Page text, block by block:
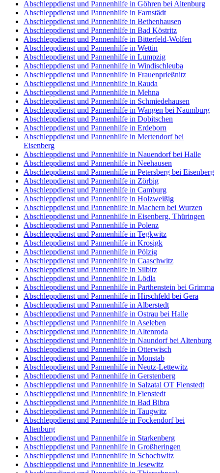
Abschleppdienst und Pannenhilfe in Göhren bei Altenburg
Abschleppdienst und Pannenhilfe in Farnstädt
Abschleppdienst und Pannenhilfe in Bethenhausen
Abschleppdienst und Pannenhilfe in Bad Köstritz
Abschleppdienst und Pannenhilfe in Bitterfeld-Wolfen
Abschleppdienst und Pannenhilfe in Wettin
Abschleppdienst und Pannenhilfe in Lumpzig
Abschleppdienst und Pannenhilfe in Windischleuba
Abschleppdienst und Pannenhilfe in Frauenprießnitz
Abschleppdienst und Pannenhilfe in Rauda
Abschleppdienst und Pannenhilfe in Mehna
Abschleppdienst und Pannenhilfe in Schmiedehausen
Abschleppdienst und Pannenhilfe in Wangen bei Naumburg
Abschleppdienst und Pannenhilfe in Dobitschen
Abschleppdienst und Pannenhilfe in Erdeborn
Abschleppdienst und Pannenhilfe in Mertendorf bei
Eisenberg
Abschleppdienst und Pannenhilfe in Nauendorf bei Halle
Abschleppdienst und Pannenhilfe in Neehausen
Abschleppdienst und Pannenhilfe in Petersberg bei Eisenberg
Abschleppdienst und Pannenhilfe in Zörbig
Abschleppdienst und Pannenhilfe in Camburg
Abschleppdienst und Pannenhilfe in Holzweißig
Abschleppdienst und Pannenhilfe in Machern bei Wurzen
Abschleppdienst und Pannenhilfe in Eisenberg, Thüringen
Abschleppdienst und Pannenhilfe in Polenz
Abschleppdienst und Pannenhilfe in Tegkwitz
Abschleppdienst und Pannenhilfe in Krosigk
Abschleppdienst und Pannenhilfe in Pölzig
Abschleppdienst und Pannenhilfe in Caaschwitz
Abschleppdienst und Pannenhilfe in Silbitz
Abschleppdienst und Pannenhilfe in Lödla
Abschleppdienst und Pannenhilfe in Parthenstein bei Grimma
Abschleppdienst und Pannenhilfe in Hirschfeld bei Gera
Abschleppdienst und Pannenhilfe in Alberstedt
Abschleppdienst und Pannenhilfe in Ostrau bei Halle
Abschleppdienst und Pannenhilfe in Aseleben
Abschleppdienst und Pannenhilfe in Altenroda
Abschleppdienst und Pannenhilfe in Naundorf bei Altenburg
Abschleppdienst und Pannenhilfe in Otterwisch
Abschleppdienst und Pannenhilfe in Monstab
Abschleppdienst und Pannenhilfe in Neutz-Lettewitz
Abschleppdienst und Pannenhilfe in Gerstenberg
Abschleppdienst und Pannenhilfe in Salzatal OT Fienstedt
Abschleppdienst und Pannenhilfe in Fienstedt
Abschleppdienst und Pannenhilfe in Bad Bibra
Abschleppdienst und Pannenhilfe in Taugwitz
Abschleppdienst und Pannenhilfe in Fockendorf bei
Altenburg
Abschleppdienst und Pannenhilfe in Starkenberg
Abschleppdienst und Pannenhilfe in Großheringen
Abschleppdienst und Pannenhilfe in Schochwitz
Abschleppdienst und Pannenhilfe in Jesewitz